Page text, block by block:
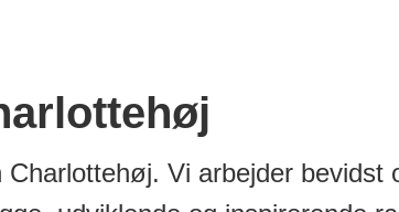
Vi arbejder bevidst